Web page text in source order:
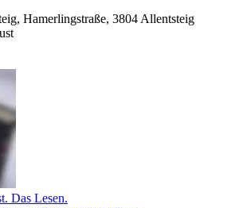
Hamerlingstraße, 3804 Allentsteig
Das Lesen.